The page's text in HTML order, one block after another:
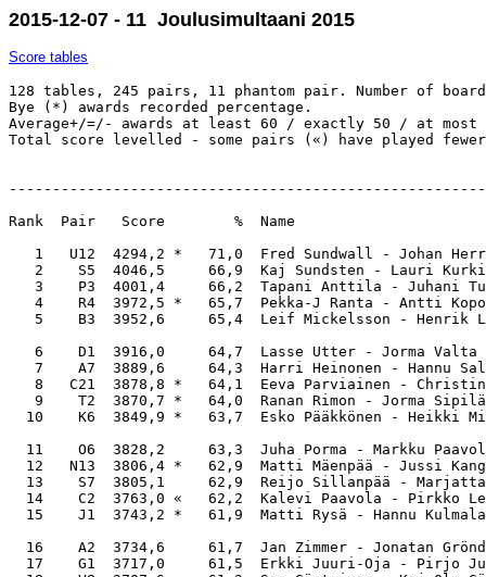
2015-12-07 - 11 Joulusimultaani 2015
Score tables
128 tables, 245 pairs, 11 phantom pair. Number of boards: 24. Average: 3024,0. 
Bye (*) awards recorded percentage. 
Average+/=/- awards at least 60 / exactly 50 / at most 40 %. 
Total score levelled - some pairs («) have played fewer boards than others.


-------------------------------------------------------------------------------------------------------------

Rank  Pair   Score        %  Name                                         Count       M-ID    Club                             

   1   U12  4294,2 *   71,0  Fred Sundwall - Johan Herrgård                  24    1098 1767  AV                               
   2    S5  4046,5     66,9  Kaj Sundsten - Lauri Kurki                      24    1379 1353  H6 - Turun Bk                    
   3    P3  4001,4     66,2  Tapani Anttila - Juhani Tuviala                 24    2194 2866  Kymin Kerho ry                   
   4    R4  3972,5 *   65,7  Pekka-J Ranta - Antti Koponen                   24    2448 2444  Lappeenrannan Bk                 
   5    B3  3952,6     65,4  Leif Mickelsson - Henrik Laaksonen              24    1678 2837  Salon Bk                         

   6    D1  3916,0     64,7  Lasse Utter - Jorma Valta                       24    1013 1145  Jyväskylän Bk                    
   7    A7  3889,6     64,3  Harri Heinonen - Hannu Salminen                 24    1705 2260  Porvoon Bk                       
   8   C21  3878,8 *   64,1  Eeva Parviainen - Christina Hertzman            24    1142 1156  B-55                             
   9    T2  3870,7 *   64,0  Ranan Rimon - Jorma Sipilä                      24    1197 2957  B-19                             
  10    K6  3849,9 *   63,7  Esko Pääkkönen - Heikki Miettinen               24    1002 1344  Puijon Bridge - KuBK             

  11    O6  3828,2     63,3  Juha Porma - Markku Paavola                     24    1472 1720  Oulun BK                         
  12   N13  3806,4 *   62,9  Matti Mäenpää - Jussi Kangasniemi               24    1380 2545  Porin Bk                         
  13    S7  3805,1     62,9  Reijo Sillanpää - Marjatta Nordlund             24    1489 1351  Turun Bk                         
  14    C2  3763,0 «   62,2  Kalevi Paavola - Pirkko Leander                 22 «  1242 1346  TOPPI                            
  15    J1  3743,2 *   61,9  Matti Rysä - Hannu Kulmala                      24    1755 1737  Kulo Bridge                      

  16    A2  3734,6     61,7  Jan Zimmer - Jonatan Gröndahl                   24    1710 3043  Porvoon Bk                       
  17    G1  3717,0     61,5  Erkki Juuri-Oja - Pirjo Juuri-Oja               24    1317 1316  Kotkan Bk - Jyväskylän Bk        
  18    V8  3707,6     61,3  Sam Gästgivar - Kaj-Ole Gästgivar               24    2683 1450  Vasa Bk                          
  19    N5  3705,1 *   61,3  Ritva Kulju - Kimmo Jokivuori                   24    2547 1559  Porin Bk                         
  20    W5  3689,1     61,0  Teuvo Kärnä - Hannu Isotalo                     24    1459 1460  Ähtärin Bk                       

  21   B10  3687,3     61,0  Nikolai Kaplitsnoi - Anil Nijhawan              24    1360 1631  Salon Bk                         
  22    O3  3677,3     60,8  Tuomas Kauppinen - Ilmari Juutilainen           24    2563 1848  Pyhäsalmen Bk - Oulun BK         
  23    I2  3676,9     60,8  Veikko Rintala - Juha Koivisto                  24    2628 1726  Seinäjoen Bk                     
  24    B9  3659,8     60,5  Antti Alen - Veli-Pekka Lukka                   24    1633 1403  Salon Bk                         
  25    M1  3642,4 *   60,2  Ari Laine - Olli Perkiö                         24    1018 1139  Pieksämäen Bk                    

  26    T3  3636,5 *   60,1  Kari Koivula - Janne Ekholm                     24    1409 1401  Lahden Bk                        
  27    F4  3632,0 *   60,1  Martti Meronen - Esa Väliaho                    24    1219 1160  B-55                             
  28   U14  3622,9 *   59,9  Per-Ivar Norberg - Johan Lindstedt              24    1790 1343  AV - _ei_merkitty_kerho          
  29   C12  3612,5 «   59,7  Jussi Haapakangas - Jarl-Erik Nylund            22 «  2138 1522  B-55                             
  30   C33  3557,8 *«  58,8  Hannu Ojanen - Paula Nurmi                      22 «  1215 1216  SABL "Otapieti" - Tapiolan Trikki

  31    K8  3546,4     58,6  Markku Seppänen - Jarmo Siekkinen               24    1715 1295  KuBK                             
  32    B8  3529,2     58,4  Ensio Lehtinen - Birger Salonen                 24    1184 1385  Salon Bk                         
  33    H6  3513,3 *   58,1  Ilkka Lindén - Taito Timonen                    24    1402 1645  Hangö Bk - Hangö BK              
  34    G8  3506,1     58,0  Antti Aimala - Pirkko Aimala                    24    2735 1185  Karhulan Bk                      
  35    F3  3492,5 *   57,7  Jani Huhtinen - Roni Klimscheffskij             24    2389 2984  KUB                              

  36    J7  3486,8 *   57,7  Asko Kupiainen - Kari Koskimaa                  24    1188 1189  Kulo Bridge                      
  37    V5  3485,1     57,6  Bill Korsman - Reko Märsylä                     24    1290 1453  Vasa Bk                          
  38   C13  3464,3 «   57,3  Hannu Pesonen - Martti Aalto                    22 «  1243 2659  TOPPI                            
  39   N10  3457,7     57,2  Jouko Tikkanen - Sirkka-Liisa Tikkanen          24    1258 1257  Rauman Bk                        
  40    S1  3457,3     57,2  Kati Sandström - Mikko Nieminen                 24    1001 1354  Turun Bk                         

  41   C31  3446,6 «   57,0  Tuomo Toikka - Pekka Ranta                      22 «  1340 1214  Savuton - B-55                   
  42    E4  3441,7     56,9  Jukka Aalto - Aleksi Aalto                      24    1928 3003  B-19                             
  43    W4  3441,6     56,9  Joni Rantamäki - Jukka Rantamäki                24    1300 2050  Ähtärin Bk                       
  44    M5  3440,3 *   56,9  Ilmo Jäppinen - Matti Laaksonen                 24    1126 1833  Pieksämäen Bk                    
  45    X1  3435,9     56,8  Pertti Huhtala - Timo Vuolio                    24    2219 2856  Rovaniemen Bk                    

  46   E14  3431,3     56,7  Seppo Karisalo - Markku Nuto                    24    2360 1567  Koski-Bridge                     
  47   S13  3426,3     56,7  Timo Arppe - Veijo Lösönen                      24    1166 1411  H6 - Salon Bk                    
  48   V12  3424,0     56,6  Tom Mannil - Per-Erik Söderman                  24    2690 1901  Vasa Bk                          
  49   U15  3419,3 *   56,5  Ulla Lindgren Fagerholm - Marianne Alopaeus     24    2078 2058  AV                               
  50    E7  3415,5     56,5  Raili Taipale - Eira Paavolainen                24